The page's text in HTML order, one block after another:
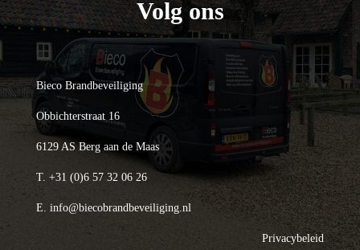
Volg ons
Bieco Brandbeveiliging
Obbichterstraat 16
6129 AS Berg aan de Maas
T. +31 (0)6 57 32 06 26
E. info@biecobrandbeveiliging.nl
Privacybeleid